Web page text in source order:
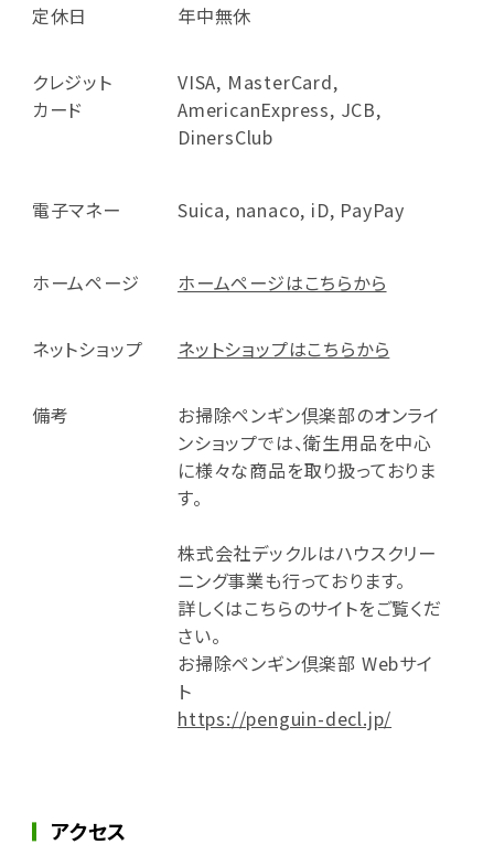
定休日 年中無休
クレジット
カード
VISA, MasterCard,
AmericanExpress, JCB,
DinersClub
電子マネー Suica, nanaco, iD, PayPay
ホームページ ホームページはこちらから
ネットショップ ネットショップはこちらから
備考
お掃除ペンギン倶楽部のオンライ
ンショップでは、衛生用品を中心
に様々な商品を取り扱っておりま
す。
株式会社デックルはハウスクリー
ニング事業も行っております。
詳しくはこちらのサイトをご覧くだ
さい。
お掃除ペンギン倶楽部 Webサイ
ト
https://penguin-decl.jp/
アクセス